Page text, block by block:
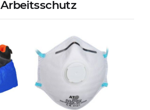
Arbeitsschutz